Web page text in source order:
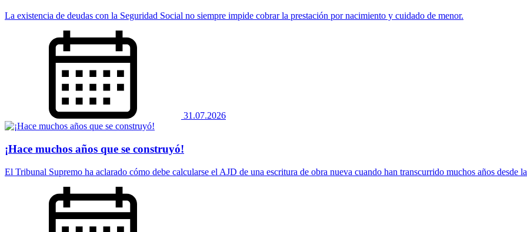
La existencia de deudas con la Seguridad Social no siempre impide cobrar la prestación por nacimiento y cuidado de menor.
31.07.2026
¡Hace muchos años que se construyó!
El Tribunal Supremo ha aclarado cómo debe calcularse el AJD de una escritura de obra nueva cuando han transcurrido muchos años desde